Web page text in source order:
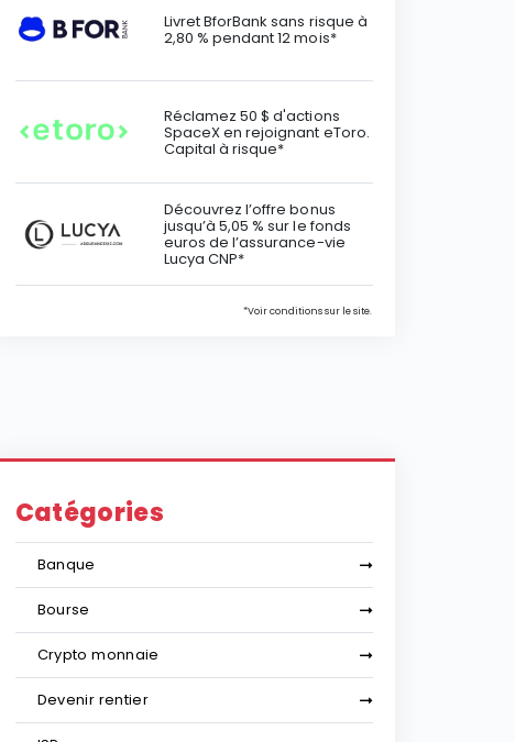
Livret BforBank sans risque à
2,80 % pendant 12 mois*
Réclamez 50 $ d'actions
SpaceX en rejoignant eToro.
Capital à risque*
Découvrez l’offre bonus
jusqu’à 5,05 % sur le fonds
euros de l’assurance-vie
Lucya CNP*
*Voir conditions sur le site.
Catégories
Banque
Bourse
Crypto monnaie
Devenir rentier